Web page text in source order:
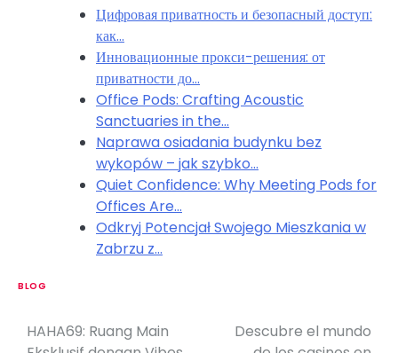
Цифровая приватность и безопасный доступ:
как…
Инновационные прокси-решения: от
приватности до…
Office Pods: Crafting Acoustic
Sanctuaries in the…
Naprawa osiadania budynku bez
wykopów – jak szybko…
Quiet Confidence: Why Meeting Pods for
Offices Are…
Odkryj Potencjał Swojego Mieszkania w
Zabrzu z…
BLOG
PHAHA69: Ruang Main
Descubre el mundo